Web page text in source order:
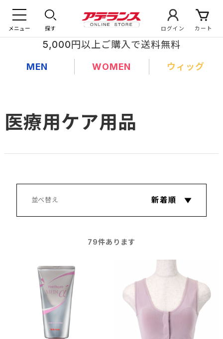
メニュー 探す ログイン カート
5,000円以上ご購入で送料無料
MEN WOMEN ウィッグ
医療用ケア用品
79件あります